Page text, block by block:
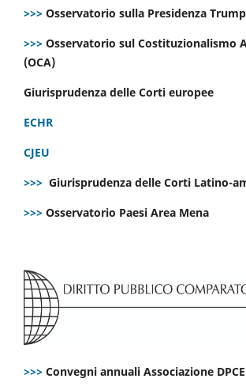
>>> Osservatorio sulla Presidenza Trump
>>> Osservatorio sul Costituzionalismo
(OCA)
Giurisprudenza delle Corti europee
ECHR
CJEU
>>> Giurisprudenza delle Corti Latino-
>>> Osservatorio Paesi Area Mena
>>> Convegni annuali Associazione DPCE